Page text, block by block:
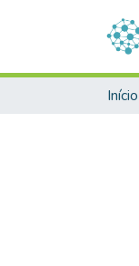
Início